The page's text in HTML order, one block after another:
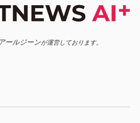
ールジーンが運営しております。